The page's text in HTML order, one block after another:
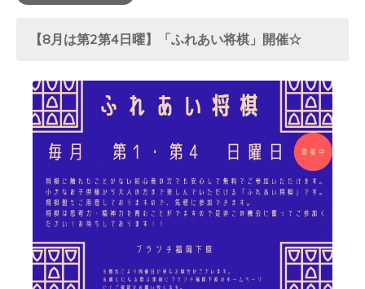
【8月は第2第4日曜】「ふれあい将棋」開催☆